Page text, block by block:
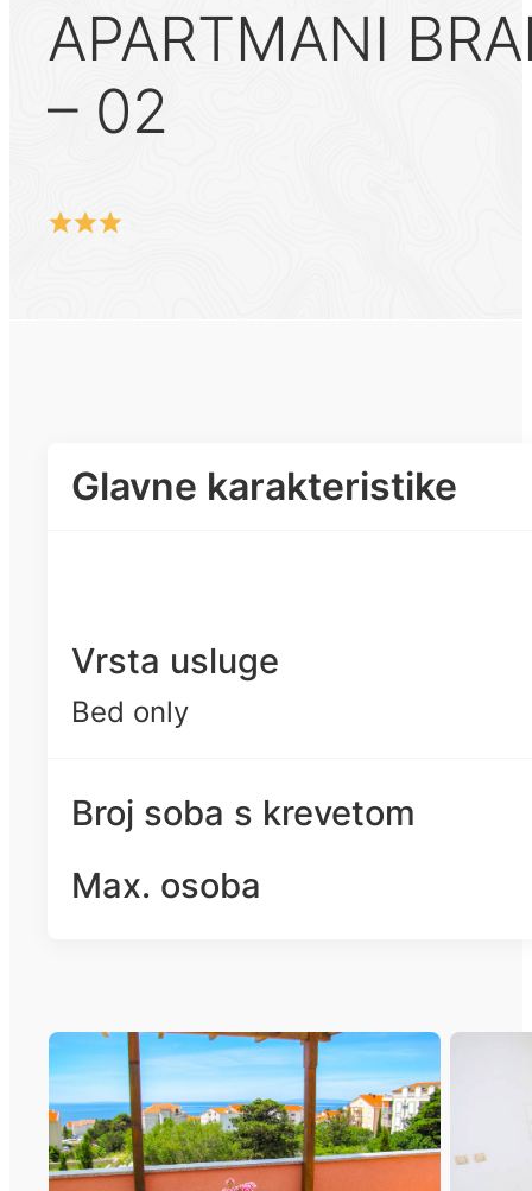
APARTMANI
– 02
Glavne karakteristike
Vrsta usluge
Bed only
Broj soba s krevetom
Max. osoba